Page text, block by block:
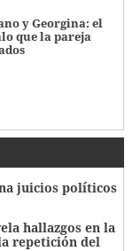
y Georgina: el
que la pareja
juicios políticos
hallazgos en la
repetición del